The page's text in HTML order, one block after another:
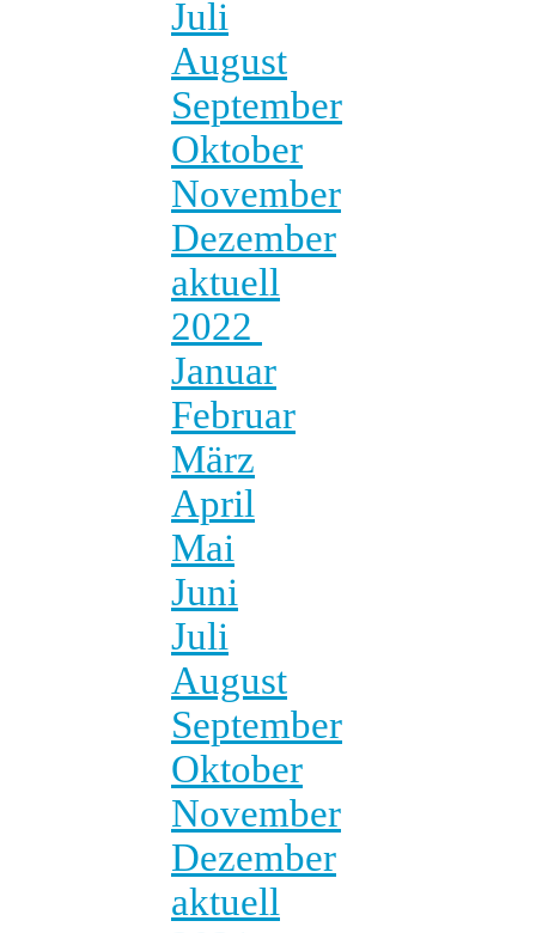
Juli
August
September
Oktober
November
Dezember
aktuell
2022
Januar
Februar
März
April
Mai
Juni
Juli
August
September
Oktober
November
Dezember
aktuell